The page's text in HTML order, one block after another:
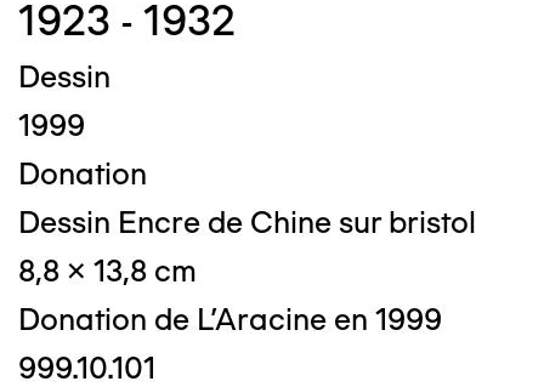
1923 - 1932
Dessin
1999
Donation
Dessin Encre de Chine sur bristol
8,8 x 13,8 cm
Donation de L'Aracine en 1999
999.10.101